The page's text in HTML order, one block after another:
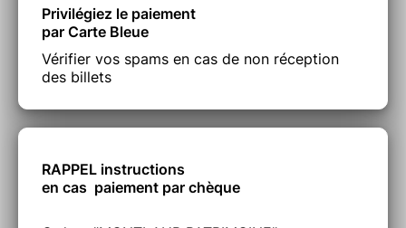
Privilégiez le paiement
par Carte Bleue
Vérifier vos spams en cas de non réception
des billets
RAPPEL instructions
en cas paiement par chèque